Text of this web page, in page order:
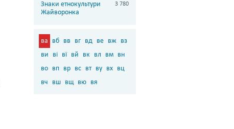
Знаки етнокультури
Жайворонка
3 780
ва вб вв вг вд ве вж вз
ви
ві вї вй вк вл вм вн
во вп вр вс вт ву вх вц
вч
вш вщ вю вя